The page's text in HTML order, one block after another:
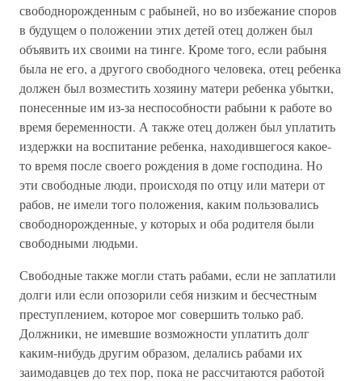
свободнорожденным с рабыней, но во избежание споров
в будущем о положении этих детей отец должен был
объявить их своими на тинге. Кроме того, если рабыня
была не его, а другого свободного человека, отец ребенка
должен был возместить хозяину матери ребенка убытки,
понесенные им из-за неспособности рабыни к работе во
время беременности. А также отец должен был уплатить
издержки на воспитание ребенка, находившегося какое-
то время после своего рождения в доме господина. Но
эти свободные люди, происходя по отцу или матери от
рабов, не имели того положения, каким пользовались
свободнорожденные, у которых и оба родителя были
свободными людьми.
Свободные также могли стать рабами, если не заплатили
долги или если опозорили себя низким и бесчестным
преступлением, которое мог совершить только раб.
Должники, не имевшие возможности уплатить долг
каким-нибудь другим образом, делались рабами их
заимодавцев до тех пор, пока не рассчитаются работой